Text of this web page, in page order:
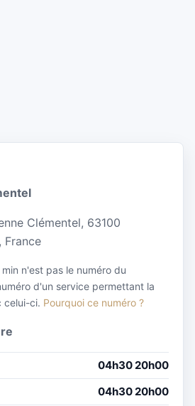
Clémentel, 63100
France
n'est pas le numéro du
d'un service permettant la
celui-ci. Pourquoi ce numéro ?
04h30 20h00
04h30 20h00